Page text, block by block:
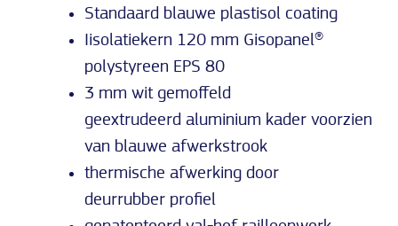
Standaard blauwe plastisol coating
Iisolatiekern 120 mm Gisopanel®
polystyreen EPS 80
3 mm wit gemoffeld
geextrudeerd aluminium kader voorzien
van blauwe afwerkstrook
thermische afwerking door
deurrubber profiel